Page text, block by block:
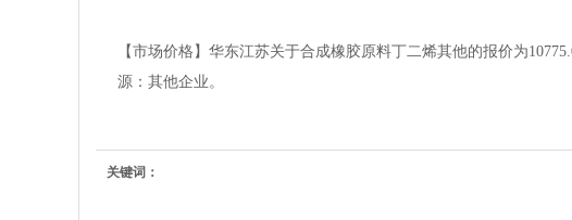
【市场价格】华东江苏关于合成橡胶原料丁二烯其他的报价为
源：其他企业。
关键词：